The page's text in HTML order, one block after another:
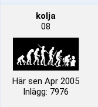
kolja
08
Här sen Apr 2005
Inlägg: 7976